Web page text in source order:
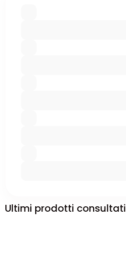
Ultimi prodotti consultati